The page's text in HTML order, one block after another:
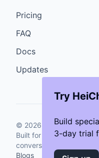
Try
Build
3-day trial
Pricing
FAQ
Docs
Updates
© 2026 GenCybers Inc.
Built for storefronts that
conversions.
Blogs